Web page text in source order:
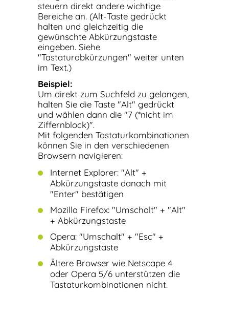
steuern direkt andere wichtige
Bereiche an. (Alt-Taste gedrückt
halten und gleichzeitig die
gewünschte Abkürzungstaste
eingeben. Siehe
"Tastaturabkürzungen" weiter unten
im Text.)
Beispiel:
Um direkt zum Suchfeld zu gelangen,
halten Sie die Taste "Alt" gedrückt
und wählen dann die "7 (*nicht im
Ziffernblock)".
Mit folgenden Tastaturkombinationen
können Sie in den verschiedenen
Browsern navigieren:
Internet Explorer: "Alt" +
Abkürzungstaste danach mit
"Enter" bestätigen
Mozilla Firefox: "Umschalt" + "Alt"
+ Abkürzungstaste
Opera: "Umschalt" + "Esc" +
Abkürzungstaste
Ältere Browser wie Netscape 4
oder Opera 5/6 unterstützen die
Tastaturkombinationen nicht.